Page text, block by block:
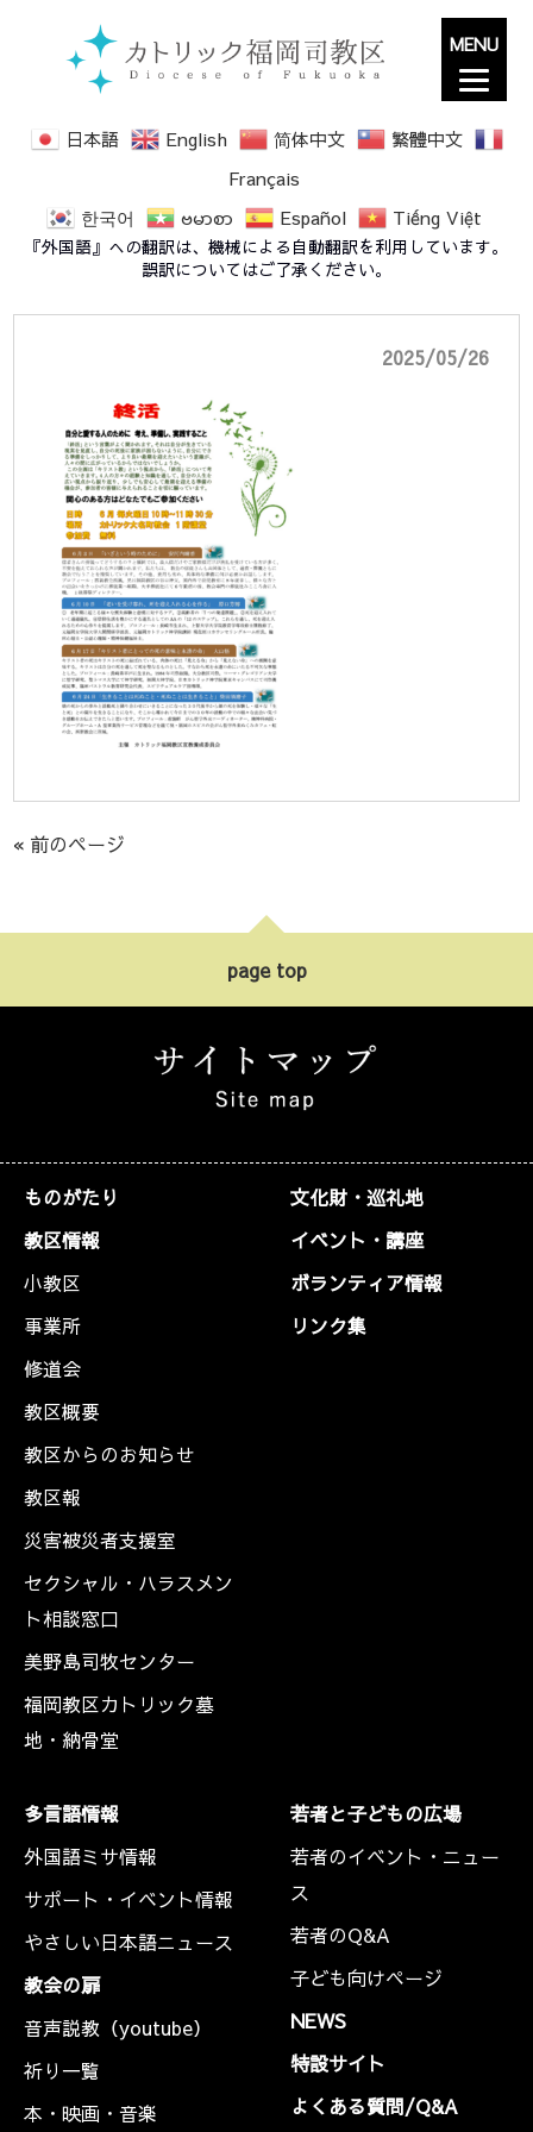
日本語 English 简体中文
繁體中文
Français
한국어
ဗမာစာ Español Tiếng Việt
『外国語』への翻訳は、機械による自動翻訳を利用しています。
誤訳についてはご了承ください。
終活案内文 -D
2025/05/26
« 前のページ
page top
ものがたり
教区情報
小教区
事業所
修道会
教区概要
教区からのお知らせ
教区報
災害被災者支援室
セクシャル・ハラスメン
ト相談窓口
美野島司牧センター
福岡教区カトリック墓
地・納骨堂
文化財・巡礼地
イベント・講座
ボランティア情報
リンク集
多言語情報
外国語ミサ情報
サポート・イベント情報
やさしい日本語ニュース
教会の扉
音声説教（youtube）
祈り一覧
本・映画・音楽
若者と子どもの広場
若者のイベント・ニュー
ス
若者のQ&A
子ども向けページ
NEWS
特設サイト
よくある質問/Q&A
MENU